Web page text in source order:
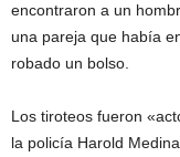
encontraron a un
una pareja que había
robado un bolso.
Los tiroteos fueron
la policía Harold